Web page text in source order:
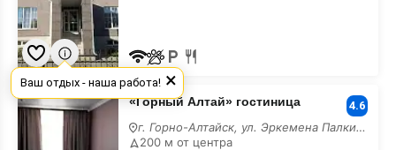
«Горный
Алтай»
гостиница
лучшие
«Горный Алтай» гостиница 4.6
г. Горно-Алтайск, ул. Эркемена Палкина, 5
200 м от центра
×
Ваш отдых - наша работа!